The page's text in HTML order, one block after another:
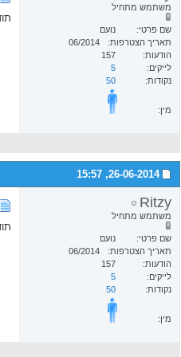
משתמש מתחיל
שם פרטי
נועם
תאריך הצטרפות
06/2014
הודעות
157
לייקים
5
נקודות
50
מין:
26-06-2014,
15:57
Ritzy
משתמש מתחיל
שם פרטי
נועם
תאריך הצטרפות
06/2014
הודעות
157
לייקים
5
נקודות
50
מין: